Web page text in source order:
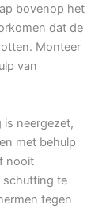
bovenop het
dat de
Monteer
van
neergezet,
met behulp
nooit
schutting te
tegen